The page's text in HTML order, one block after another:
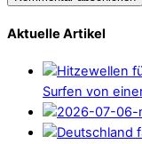
Aktuelle Artikel
Surfen von